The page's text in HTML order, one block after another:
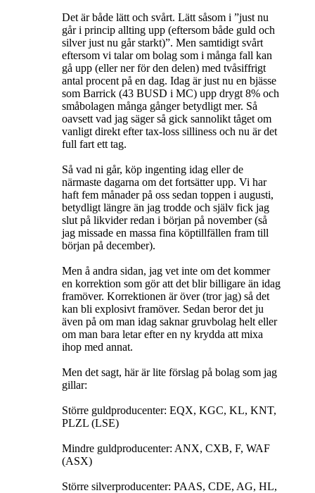
Det är både lätt och svårt. Lätt såsom i ”just nu
går i princip allting upp (eftersom både guld och
silver just nu går starkt)”. Men samtidigt svårt
eftersom vi talar om bolag som i många fall kan
gå upp (eller ner för den delen) med tvåsiffrigt
antal procent på en dag. Idag är just nu en bjässe
som Barrick (43 BUSD i MC) upp drygt 8% och
småbolagen många gånger betydligt mer. Så
oavsett vad jag säger så gick sannolikt tåget om
vanligt direkt efter tax-loss silliness och nu är det
full fart ett tag.
Så vad ni går, köp ingenting idag eller de
närmaste dagarna om det fortsätter upp. Vi har
haft fem månader på oss sedan toppen i augusti,
betydligt längre än jag trodde och själv fick jag
slut på likvider redan i början på november (så
jag missade en massa fina köptillfällen fram till
början på december).
Men å andra sidan, jag vet inte om det kommer
en korrektion som gör att det blir billigare än idag
framöver. Korrektionen är över (tror jag) så det
kan bli explosivt framöver. Sedan beror det ju
även på om man idag saknar gruvbolag helt eller
om man bara letar efter en ny krydda att mixa
ihop med annat.
Men det sagt, här är lite förslag på bolag som jag
gillar:
Större guldproducenter: EQX, KGC, KL, KNT,
PLZL (LSE)
Mindre guldproducenter: ANX, CXB, F, WAF
(ASX)
Större silverproducenter: PAAS, CDE, AG, HL,